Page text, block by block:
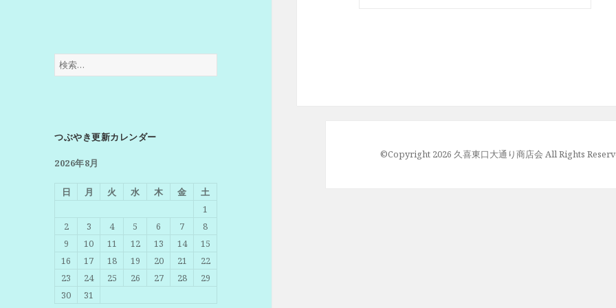
検
索:
つぶやき更新カレンダー
2026年8月
日 月 火 水 木 金
土
1
2
3 4 5 6 7
8
9
10 11 12 13 14
15
16
17 18 19 20 21
22
23
24 25 26 27 28
29
30
31
©Copyright 2026 久喜東口大通り商店会 All Rights